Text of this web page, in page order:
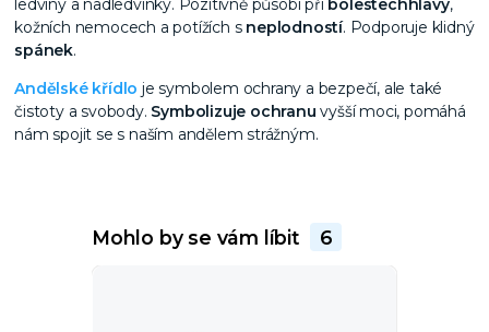
ledviny a nadledvinky. Pozitivně působí při bolestechhlavy,
kožních nemocech a potížích s neplodností. Podporuje klidný
spánek.
Andělské křídlo je symbolem ochrany a bezpečí, ale také
čistoty a svobody. Symbolizuje ochranu vyšší moci, pomáhá
nám spojit se s naším andělem strážným.
Mohlo by se vám líbit 6